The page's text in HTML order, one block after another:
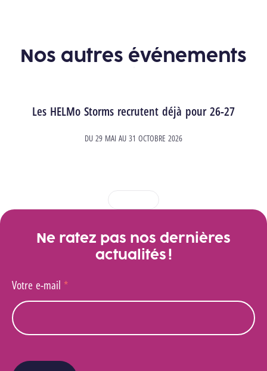
Nos autres événements
Les HELMo Storms recrutent déjà pour 26-27
DU 29 MAI AU 31 OCTOBRE 2026
1 2 3 4
Ne ratez pas nos dernières
actualités !
Votre e-mail *